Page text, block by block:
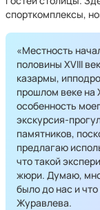
спорткомплексы,
«Местность
половины XVIII
казармы,
прошлом веке на
особенность
экскурсия-
памятников,
предлагаю
что такой
жюри. Думаю,
было до нас и
Журавлева.